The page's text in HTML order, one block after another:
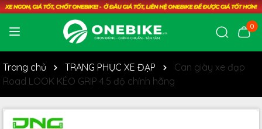
0
Trang chủ TRANG PHỤC XE ĐẠP
Can giày xe đạp
Road LOOK KÉO GRIP 4.5 độ chính hãng